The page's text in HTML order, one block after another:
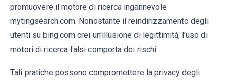
promuovere il motore di ricerca ingannevole
mytingsearch.com. Nonostante il reindirizzamento degli
utenti su bing.com crei un'illusione di legittimità, l'uso di
motori di ricerca falsi comporta dei rischi.
Tali pratiche possono compromettere la privacy degli